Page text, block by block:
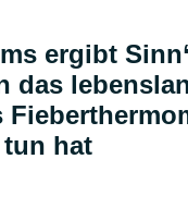
ergibt
das
hat